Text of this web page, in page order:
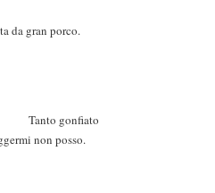
da gran porco.
non posso.